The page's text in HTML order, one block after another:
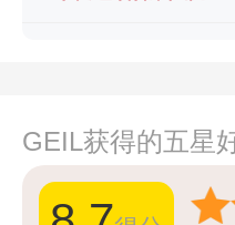
GEIL获得的五星